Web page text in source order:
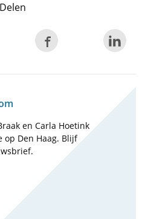
Delen
en Carla Hoetink
op Den Haag. Blijf